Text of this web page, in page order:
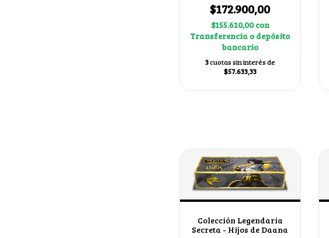
$172.900,00
$155.610,00con
Transferencia o depósito
bancario
3cuotas sin interés de
$57.633,33
Colección Legendaria
Secreta - Hijos de Daana